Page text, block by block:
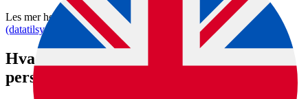
Les mer hos Datatilsynet:
Hva er en personopplysning?
(datatilsynet.no)
Hva betyr "behandling" av
personopplysninger?